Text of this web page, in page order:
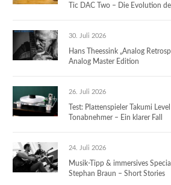
Tic DAC Two – Die Evolution
30. Juli 2026
Hans Theessink „Analog
Analog Master Edition
26. Juli 2026
Test: Plattenspieler Takumi
Tonabnehmer – Ein klarer Fall
24. Juli 2026
Musik-Tipp & immersives
Stephan Braun – Short Stories